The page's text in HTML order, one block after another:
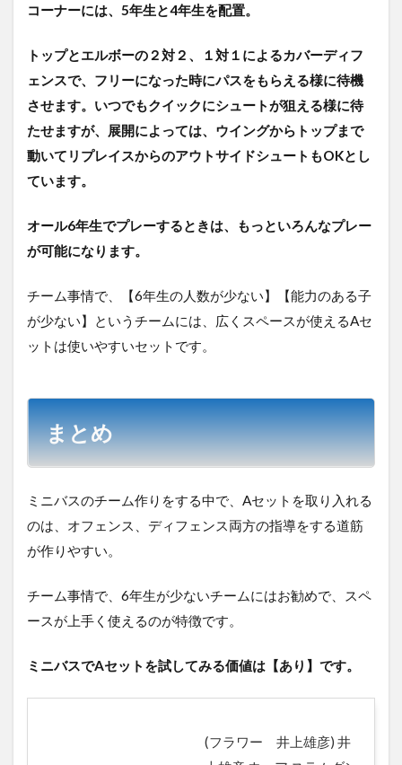
コーナーには、5年生と4年生を配置。
トップとエルボーの２対２、１対１によるカバーディフ
ェンスで、フリーになった時にパスをもらえる様に待機
させます。いつでもクイックにシュートが狙える様に待
たせますが、展開によっては、ウイングからトップまで
動いてリプレイスからのアウトサイドシュートもOKとし
ています。
オール6年生でプレーするときは、もっといろんなプレー
が可能になります。
チーム事情で、【6年生の人数が少ない】【能力のある子
が少ない】というチームには、広くスペースが使えるAセ
ットは使いやすいセットです。
まとめ
ミニバスのチーム作りをする中で、Aセットを取り入れる
のは、オフェンス、ディフェンス両方の指導をする道筋
が作りやすい。
チーム事情で、6年生が少ないチームにはお勧めで、スペ
ースが上手く使えるのが特徴です。
ミニバスでAセットを試してみる価値は【あり】です。
(フラワー 井上雄彦) 井